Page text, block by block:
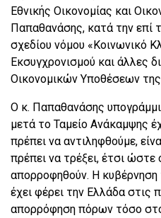
Εθνικής Οικονομίας και
Παπαθανάσης, κατά την επί
σχεδίου νόμου «Κοινωνικό
Εκσυγχρονισμού και άλλες
Οικονομικών Υποθέσεων
Ο κ. Παπαθανάσης
μετά το Ταμείο Ανάκαμψης
πρέπει να αντιληφθούμε,
πρέπει να τρέξει, έτσι ώστε
απορροφηθούν. Η
έχει φέρει την Ελλάδα στις
απορρόφηση πόρων τόσο